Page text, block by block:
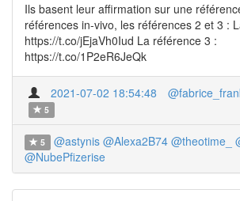
Ils basent leur affirmation sur une
références in-vivo, les références 2 et 3 :
https://t.co/jEjaVh0Iud La référence 3 :
https://t.co/1P2eR6JeQk
2021-07-02 18:54:48
5
5 @astynis @Alexa2B74 @theotime_
@NubePfizerise